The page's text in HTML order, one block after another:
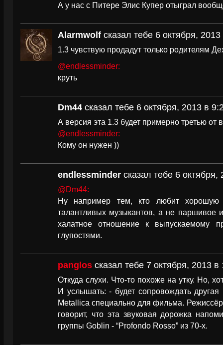
А у нас с Питере Элис Купер отыграл
Alarmwolf сказал тебе 6 октября,
1.3 чувствую продадут только родителям
@endlessminder:
круть
Dm44 сказал тебе 6 октября, 2013 в
А версия эта 1.3 будет примерно третью от
@endlessminder:
Кому он нужен ))
endlessminder сказал тебе 6 октября,
@Dm44:
Ну например тем, кто любит хорошую
талантливых музыкантов, а не паршивое
халатное отношение к выпускаемому
глупостями.
panglos сказал тебе 7 октября, 2013 в
Откуда слухи. Что-то похоже на утку. Но,
И услышать: - будет сопровождать другая
Metallica специально для фильма.
говорит, что эта звуковая дорожка
группы Goblin - “Profondo Rosso” из 70-х.